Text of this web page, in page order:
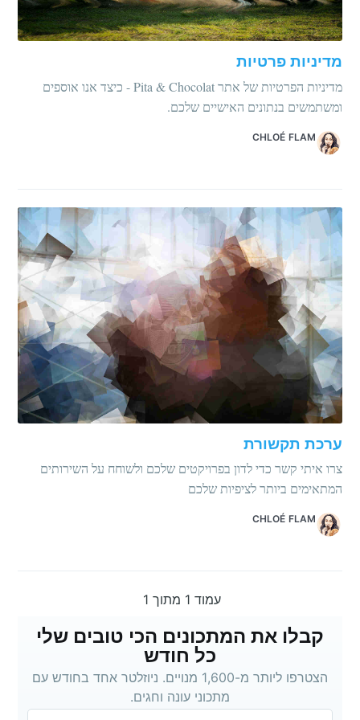
מדיניות פרטיות
מדיניות הפרטיות של אתר Pita & Chocolat - כיצד אנו אוספים
ומשתמשים בנתונים האישיים שלכם.
CHLOÉ FLAM
ערכת תקשורת
צרו איתי קשר כדי לדון בפרויקטים שלכם ולשוחח על השירותים
המתאימים ביותר לציפיות שלכם
CHLOÉ FLAM
עמוד 1 מתוך 1
קבלו את המתכונים הכי טובים שלי
כל חודש
הצטרפו ליותר מ-1,600 מנויים. ניוזלטר אחד בחודש עם
מתכוני עונה וחגים.